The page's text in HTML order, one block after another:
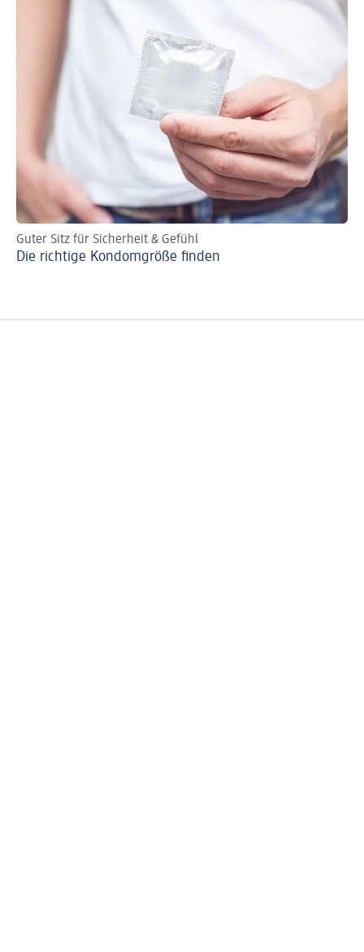
Guter Sitz für Sicherheit & Gefühl
Die richtige Kondomgröße finden